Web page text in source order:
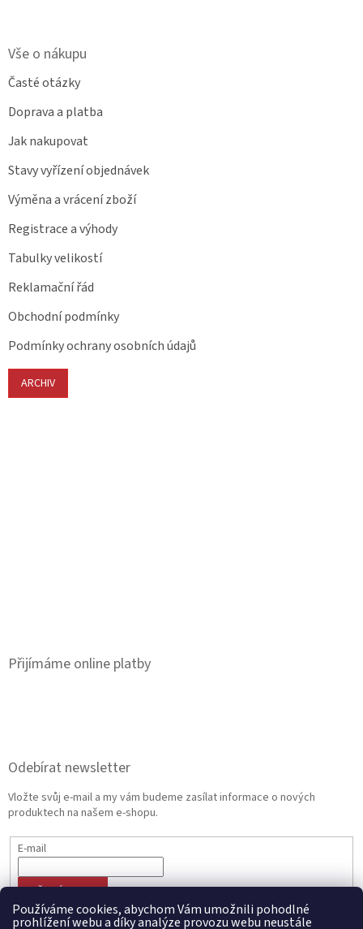
Používáme cookies, abychom Vám umožnili pohodlné
prohlížení webu a díky analýze provozu webu neustále
Vše o nákupu
Časté otázky
Doprava a platba
Jak nakupovat
Stavy vyřízení objednávek
Výměna a vrácení zboží
Registrace a výhody
Tabulky velikostí
Reklamační řád
Obchodní podmínky
Podmínky ochrany osobních údajů
ARCHIV
Přijímáme online platby
Odebírat newsletter
Vložte svůj e-mail a my vám budeme zasílat informace o nových
produktech na našem e-shopu.
E-mail
PŘIHLÁSIT SE